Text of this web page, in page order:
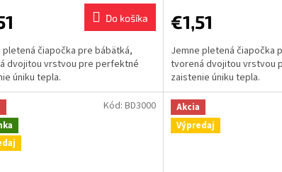
Do košíka
pletená čiapočka pre bábätká,
dvojitou vrstvou pre perfektné
úniku tepla.
€1,51
Jemne pletená čiapočka
tvorená dvojitou vrstvou
zaistenie úniku tepla.
Kód: BD3000
Akcia
Výpredaj